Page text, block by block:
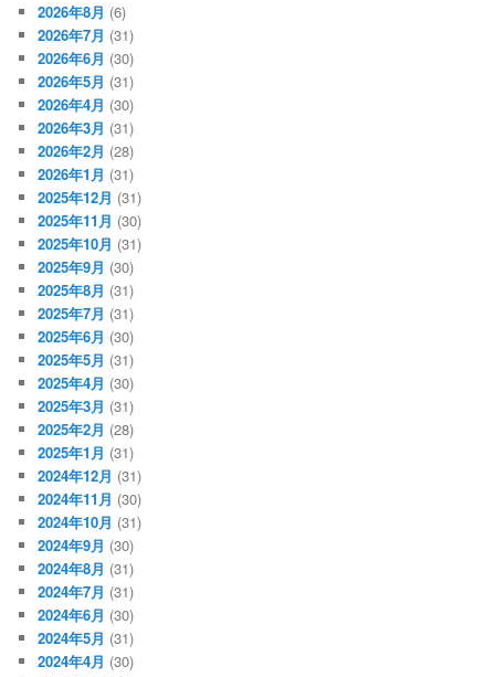
2026年8月 (6)
2026年7月 (31)
2026年6月 (30)
2026年5月 (31)
2026年4月 (30)
2026年3月 (31)
2026年2月 (28)
2026年1月 (31)
2025年12月 (31)
2025年11月 (30)
2025年10月 (31)
2025年9月 (30)
2025年8月 (31)
2025年7月 (31)
2025年6月 (30)
2025年5月 (31)
2025年4月 (30)
2025年3月 (31)
2025年2月 (28)
2025年1月 (31)
2024年12月 (31)
2024年11月 (30)
2024年10月 (31)
2024年9月 (30)
2024年8月 (31)
2024年7月 (31)
2024年6月 (30)
2024年5月 (31)
2024年4月 (30)